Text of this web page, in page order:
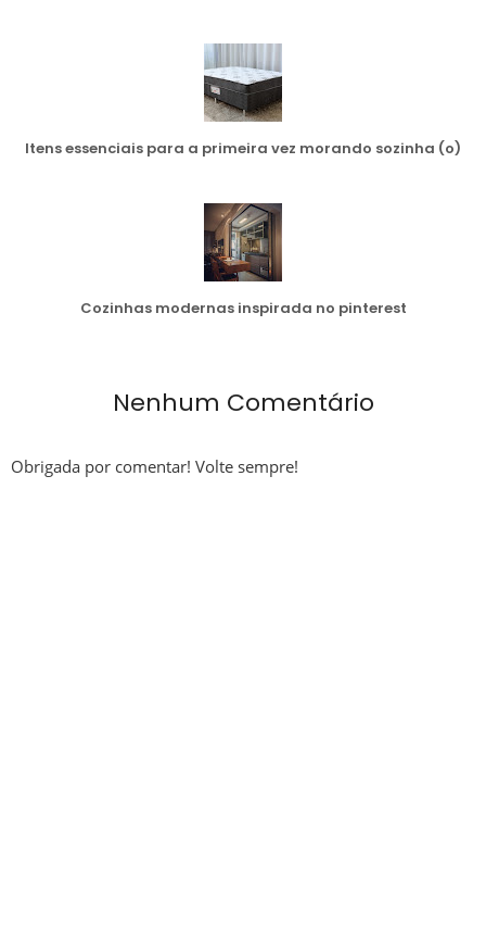
Itens essenciais para a primeira vez morando sozinha (o)
Cozinhas modernas inspirada no pinterest
Nenhum Comentário
Obrigada por comentar! Volte sempre!